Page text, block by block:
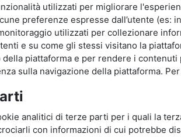
utilizzati per migliorare
preferenze espresse dall’utente (es:
utilizzati per collezionare
e su come gli stessi visitano la
della piattaforma e per rendere i
sulla navigazione della piattaforma.
analitici di terze parti per i quali la
con informazioni di cui potrebbe